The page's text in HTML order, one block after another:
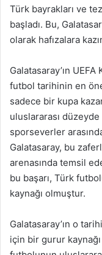
Türk bayrakları ve
başladı. Bu,
olarak hafızalara
Galatasaray’ın
futbol tarihinin en
sadece bir kupa
uluslararası düzeyde
sporseverler
Galatasaray, bu
arenasında temsil
bu başarı, Türk
kaynağı olmuştur.
Galatasaray’ın o
için bir gurur